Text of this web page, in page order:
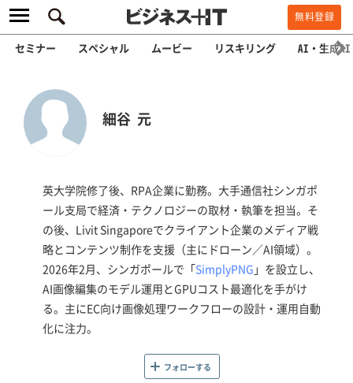
無料登録
セミナー スペシャル ムービー リスキリング AI・生成AI
細谷 元
英大学院修了後、RPA企業に勤務。大手通信社シンガポ
ール支局で経済・テクノロジーの取材・執筆を担当。そ
の後、Livit Singaporeでクライアント企業のメディア戦
略とコンテンツ制作を支援（主にドローン／AI領域）。
2026年2月、シンガポールで「SimplyPNG 」を設立し、
AI画像編集のモデル運用とGPUコスト最適化を手がけ
る。主にEC向け画像処理ワークフローの設計・運用自動
化に注力。
フォローする